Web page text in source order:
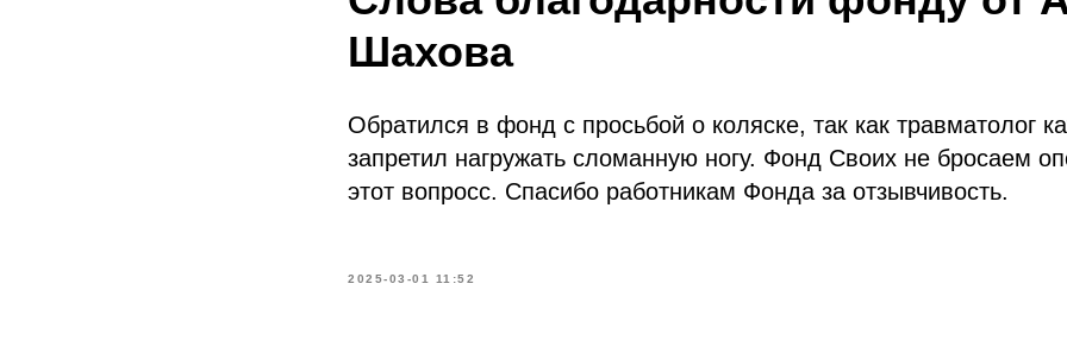
Шахова
Обратился в фонд с просьбой о коляске, так как травматолог
запретил нагружать сломанную ногу. Фонд Своих не бросаем
этот вопросс. Спасибо работникам Фонда за отзывчивость.
2025-03-01 11:52